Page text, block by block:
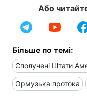
Або
Більше по темі:
Сполучені Штати
Ормузька протока